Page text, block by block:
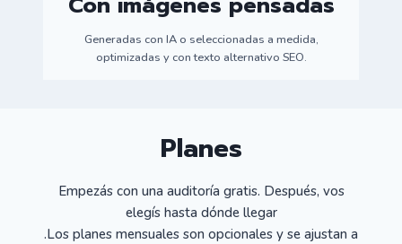
Generadas con IA o seleccionadas a medida,
optimizadas y con texto alternativo SEO.
Planes
Empezás con una auditoría gratis. Después, vos
elegís hasta dónde llegar
.Los planes mensuales son opcionales y se ajustan a